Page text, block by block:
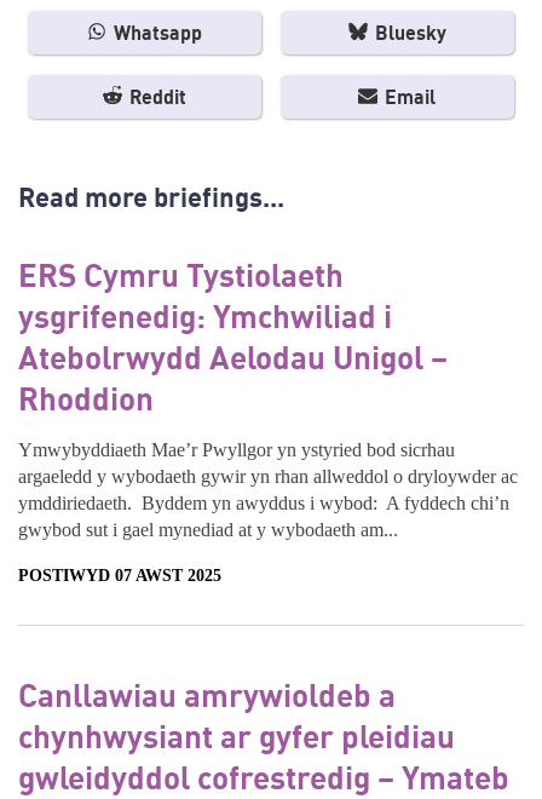
Whatsapp Bluesky
Reddit Email
Read more briefings...
ERS Cymru Tystiolaeth
ysgrifenedig: Ymchwiliad i
Atebolrwydd Aelodau Unigol –
Rhoddion
Ymwybyddiaeth Mae’r Pwyllgor yn ystyried bod sicrhau
argaeledd y wybodaeth gywir yn rhan allweddol o dryloywder ac
ymddiriedaeth. Byddem yn awyddus i wybod: A fyddech chi’n
gwybod sut i gael mynediad at y wybodaeth am...
POSTIWYD 07 AWST 2025
Canllawiau amrywioldeb a
chynhwysiant ar gyfer pleidiau
gwleidyddol cofrestredig – Ymateb